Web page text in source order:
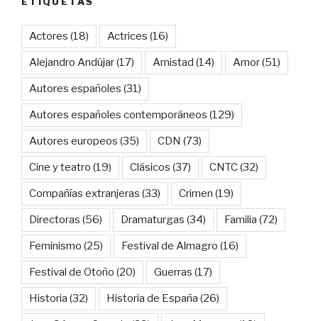
Actores (18) Actrices (16)
Alejandro Andújar(17) Amistad (14) Amor(51)
Autores españoles (31)
Autores españoles contemporáneos (129)
Autores europeos (35) CDN (73)
Cine y teatro (19) Clásicos (37) CNTC(32)
Compañías extranjeras (33) Crimen (19)
Directoras (56) Dramaturgas (34) Familia (72)
Feminismo (25) Festival de Almagro (16)
Festival de Otoño (20) Guerras (17)
Historia (32) Historia de España (26)